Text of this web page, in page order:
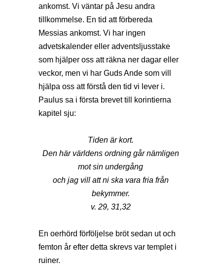
ankomst. Vi väntar på Jesu andra
tillkommelse. En tid att förbereda
Messias ankomst. Vi har ingen
advetskalender eller adventsljusstake
som hjälper oss att räkna ner dagar eller
veckor, men vi har Guds Ande som vill
hjälpa oss att förstå den tid vi lever i.
Paulus sa i första brevet till korintierna
kapitel sju:
Tiden är kort.
Den här världens ordning går nämligen
mot sin undergång
och jag vill att ni ska vara fria från
bekymmer.
v. 29, 31,32
En oerhörd förföljelse bröt sedan ut och
femton år efter detta skrevs var templet i
ruiner.